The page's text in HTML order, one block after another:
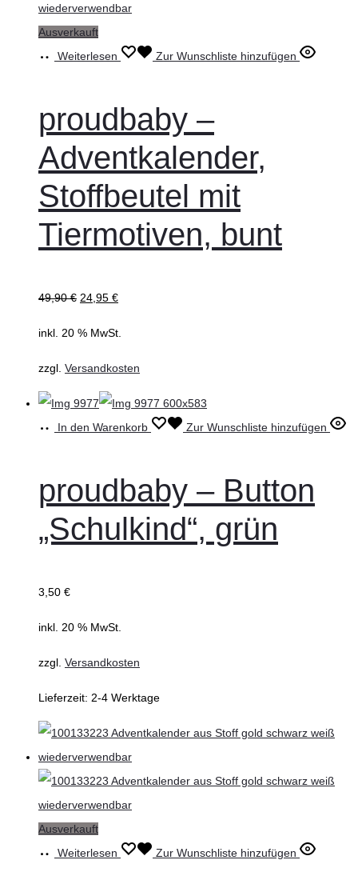
Ausverkauft
Weiterlesen
Zur Wunschliste hinzufügen
proudbaby –
Adventkalender,
Stoffbeutel mit
Tiermotiven, bunt
49,90€ 24,95 €
inkl. 20 % MwSt.
zzgl. Versandkosten
In den Warenkorb Zur Wunschliste hinzufügen
proudbaby – Button
„Schulkind“, grün
3,50 €
inkl. 20 % MwSt.
zzgl. Versandkosten
Lieferzeit: 2-4 Werktage
Ausverkauft
Weiterlesen
Zur Wunschliste hinzufügen